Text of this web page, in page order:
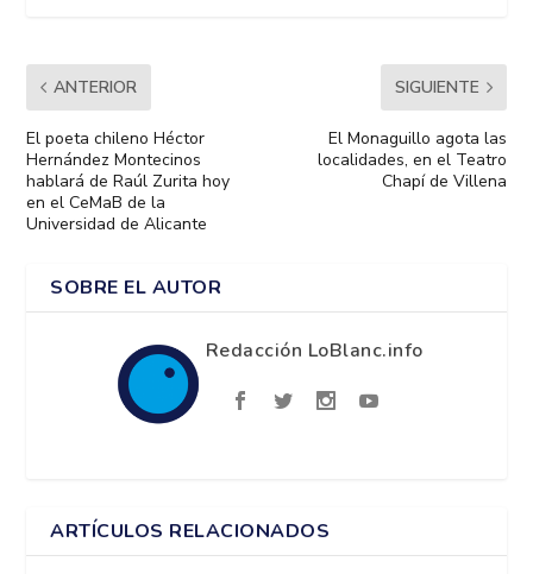
ANTERIOR
El poeta chileno Héctor
Hernández Montecinos
hablará de Raúl Zurita hoy
en el CeMaB de la
Universidad de Alicante
SIGUIENTE
El Monaguillo agota las
localidades, en el Teatro
Chapí de Villena
SOBRE EL AUTOR
Redacción LoBlanc.info
ARTÍCULOS RELACIONADOS